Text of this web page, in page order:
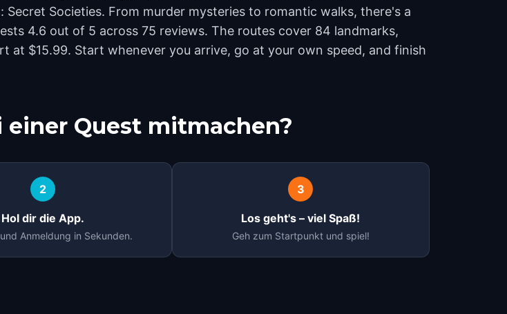
Societies. From murder mysteries to romantic walks, there's a
4.6 out of 5 across 75 reviews. The routes cover 84 landmarks,
at $15.99. Start whenever you arrive, go at your own speed, and finish
Quest mitmachen?
2
Hol dir die App.
Anmeldung in Sekunden.
3
Los geht's – viel Spaß!
Geh zum Startpunkt und spiel!